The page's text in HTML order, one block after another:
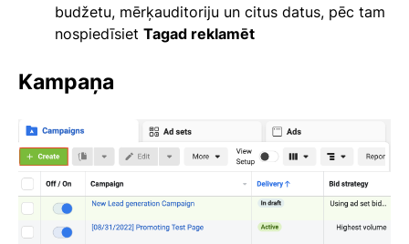
budžetu, mērķauditoriju un citus datus, pēc tam
nospiedīsiet Tagad reklamēt
Kampaņa